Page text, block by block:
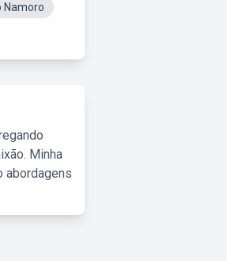
Namoro
Minha
abordagens